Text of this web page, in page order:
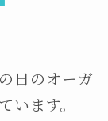
日のオーガ
います。